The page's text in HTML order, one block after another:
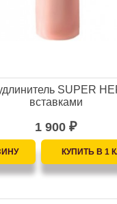
SUPER
вставками
1 900 ₽